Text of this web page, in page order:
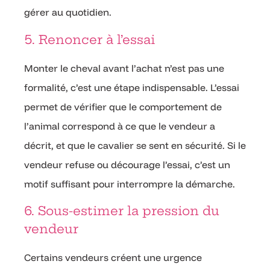
gérer au quotidien.
5. Renoncer à l’essai
Monter le cheval avant l’achat n’est pas une
formalité, c’est une étape indispensable. L’essai
permet de vérifier que le comportement de
l’animal correspond à ce que le vendeur a
décrit, et que le cavalier se sent en sécurité. Si le
vendeur refuse ou décourage l’essai, c’est un
motif suffisant pour interrompre la démarche.
6. Sous-estimer la pression du
vendeur
Certains vendeurs créent une urgence